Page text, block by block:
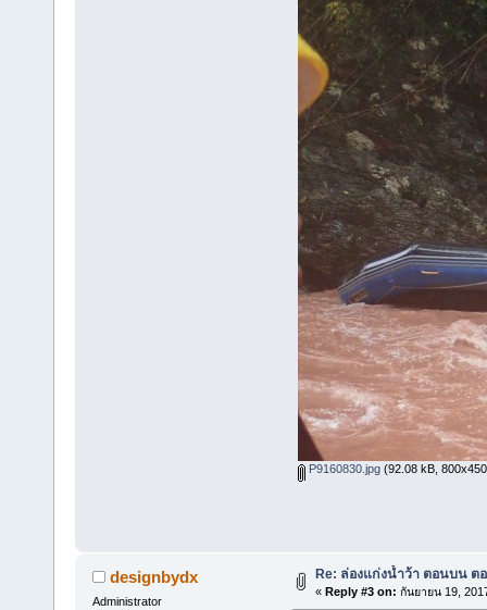
P9160830.jpg(92.08 kB,
designbydx
Administrator
Re: ล่องแก่งน้ำว้า ตอนบน ต
« Reply #3 on: กันยายน 19,